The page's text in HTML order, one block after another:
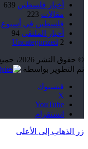
أخبار فلسطين 639
مقالات 223
فلسطين في أسبوع
أخبار الملتقى 94
Uncategorized 2
© حقوق النشر 2026، جميع الحقوق محفوظة
تم التطوير بواسطة
فيسبوك
‫X
‫YouTube
انستقرام
زر الذهاب إلى الأعلى